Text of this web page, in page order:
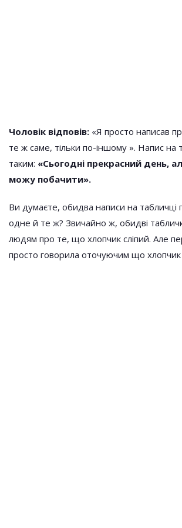
Чоловік відповів: «Я просто написав
те ж саме, тільки по-іншому ». Напис на
таким: «Сьогодні прекрасний день,
можу побачити».
Ви думаєте, обидва написи на табличці
одне й те ж? Звичайно ж, обидві
людям про те, що хлопчик сліпий. Але
просто говорила оточуючим що хлопчик